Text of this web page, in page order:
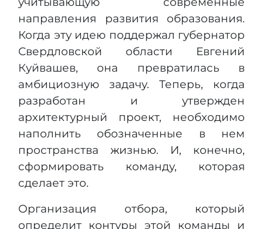
направления развития образования.
Когда эту идею поддержал губернатор
Свердловской области Евгений
Куйвашев, она превратилась в
амбициозную задачу. Теперь, когда
разработан и утвержден
архитектурный проект, необходимо
наполнить обозначенные в нем
пространства жизнью. И, конечно,
сформировать команду, которая
сделает это.
Организация отбора, который
определит контуры этой команды и